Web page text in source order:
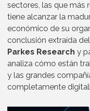
sectores, las que más
tiene alcanzar la
económico de su
conclusión extraída
Parkes Research y
analiza cómo están
y las grandes
completamente